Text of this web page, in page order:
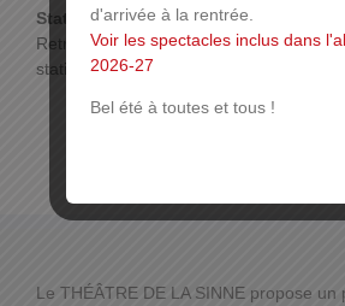
Stationnement :
Retrouvez toutes les infos sur les
stationnement sur
Le THÉÂTRE DE LA SINNE propose
d'arrivée à la rentrée.
Voir les spectacles inclus dans
2026-27
Bel été à toutes et tous !